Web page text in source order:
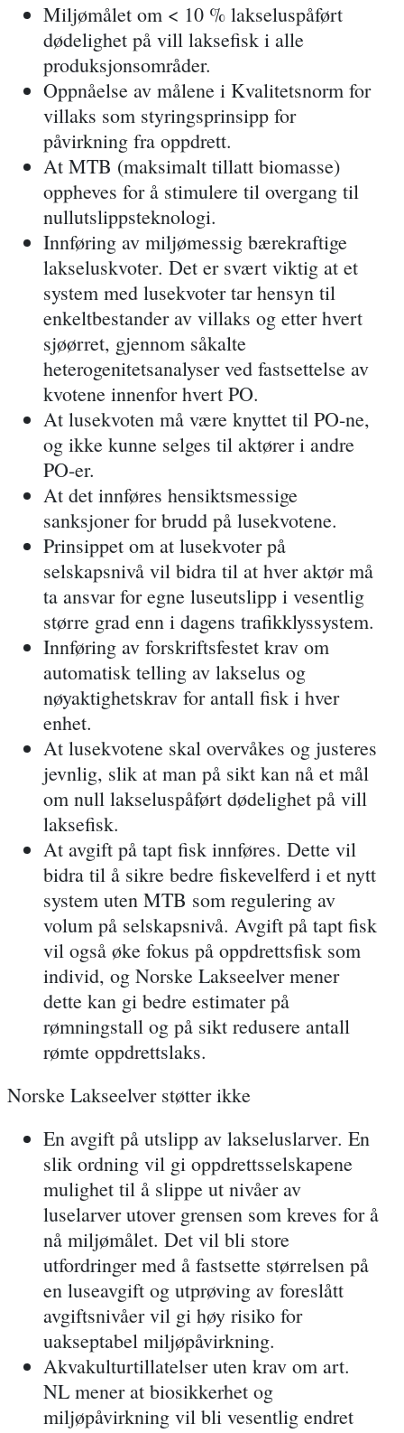
Miljømålet om < 10 % lakseluspåført
dødelighet på vill laksefisk i alle
produksjonsområder.
Oppnåelse av målene i Kvalitetsnorm for
villaks som styringsprinsipp for
påvirkning fra oppdrett.
At MTB (maksimalt tillatt biomasse)
oppheves for å stimulere til overgang til
nullutslippsteknologi.
Innføring av miljømessig bærekraftige
lakseluskvoter. Det er svært viktig at et
system med lusekvoter tar hensyn til
enkeltbestander av villaks og etter hvert
sjøørret, gjennom såkalte
heterogenitetsanalyser ved fastsettelse av
kvotene innenfor hvert PO.
At lusekvoten må være knyttet til PO-ne,
og ikke kunne selges til aktører i andre
PO-er.
At det innføres hensiktsmessige
sanksjoner for brudd på lusekvotene.
Prinsippet om at lusekvoter på
selskapsnivå vil bidra til at hver aktør må
ta ansvar for egne luseutslipp i vesentlig
større grad enn i dagens trafikklyssystem.
Innføring av forskriftsfestet krav om
automatisk telling av lakselus og
nøyaktighetskrav forantall fisk i hver
enhet.
At lusekvotene skal overvåkes og justeres
jevnlig, slik at man på sikt kan nå et mål
om null lakseluspåført dødelighet på vill
laksefisk.
At avgift på tapt fisk innføres. Dette vil
bidra til å sikre bedre fiskevelferd i et nytt
system uten MTB som regulering av
volum på selskapsnivå. Avgift på tapt fisk
vil også øke fokus på oppdrettsfisk som
individ, og Norske Lakseelver mener
dette kan gi bedre estimater på
rømningstall og på sikt redusere antall
rømte oppdrettslaks.
Norske Lakseelver støtter ikke
En avgift på utslipp av lakseluslarver. En
slik ordning vil gi oppdrettsselskapene
mulighet til å slippe ut nivåer av
luselarver utover grensen som kreves for å
nå miljømålet. Det vil bli store
utfordringer med å fastsette størrelsen på
en luseavgift og utprøving av foreslått
avgiftsnivåer vil gi høy risiko for
uakseptabel miljøpåvirkning.
Akvakulturtillatelser uten krav om art.
NL mener at biosikkerhet og
miljøpåvirkning vil bli vesentlig endret